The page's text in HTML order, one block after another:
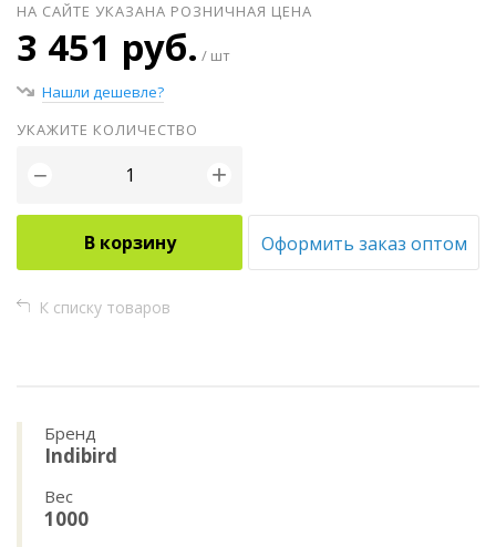
НА САЙТЕ УКАЗАНА РОЗНИЧНАЯ ЦЕНА
3 451 руб. / шт
Нашли дешевле?
УКАЖИТЕ КОЛИЧЕСТВО
− +
В корзину Оформить заказ оптом
К списку товаров
Бренд
Indibird
Вес
1000